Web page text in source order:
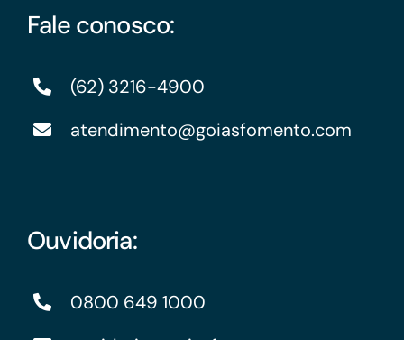
Fale conosco:
(62) 3216-4900
atendimento@goiasfomento.com
Ouvidoria:
0800 649 1000